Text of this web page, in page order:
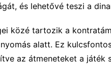
és lehetővé teszi a
közé tartozik a
alatt. Ez
az átmeneteket a játék